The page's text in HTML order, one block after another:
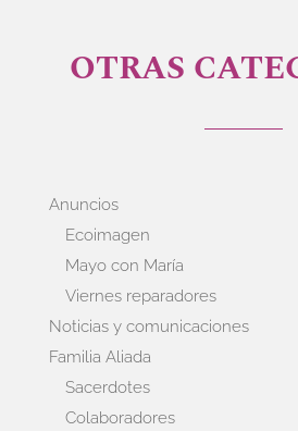
OTRAS
Anuncios
Ecoimagen
Mayo con María
Viernes reparadores
Noticias y comunicaciones
Familia Aliada
Sacerdotes
Colaboradores